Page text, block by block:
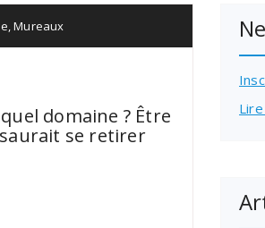
,Mureaux
domaine ? Être
se retirer